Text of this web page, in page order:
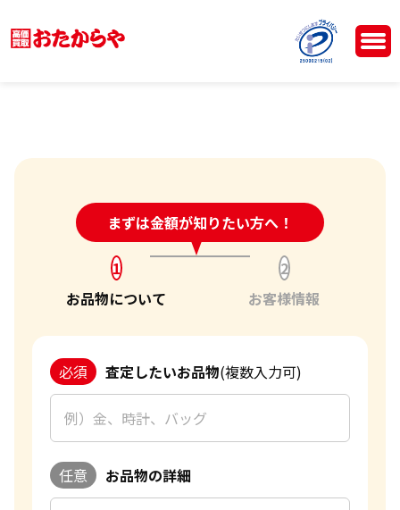
まずは金額が知りたい方へ！
24時間受付中!問い合わせフォーム
1
お品物について
2
お客様情報
必須 査定したいお品物(複数入力可)
任意 お品物の詳細